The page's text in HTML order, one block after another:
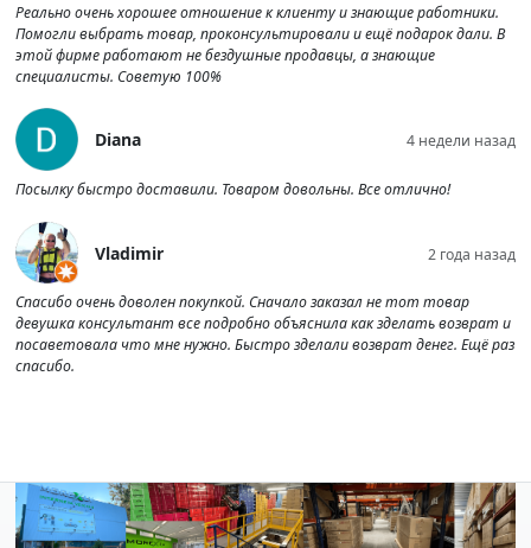
Реально очень хорошее отношение к клиенту и знающие работники.
Помогли выбрать товар, проконсультировали и ещё подарок дали. В
этой фирме работают не бездушные продавцы, а знающие
специалисты. Советую 100%
Diana 4 недели назад
Посылку быстро доставили. Товаром довольны. Все отлично!
Vladimir 2 года назад
Спасибо очень доволен покупкой. Сначало заказал не тот товар
девушка консультант все подробно объяснила как зделать возврат и
посаветовала что мне нужно. Быстро зделали возврат денег. Ещё раз
спасибо.